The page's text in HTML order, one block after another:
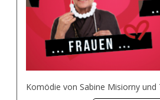
Komödie von Sabine Misiorny